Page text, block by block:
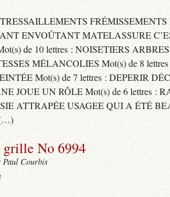
TRESSAILLEMENTS FRÉMISSEMENTS
ENVOÛTANT MATELASSURE
de 10 lettres : NOISETIERS
MÉLANCOLIES Mot(s) de 8
Mot(s) de 7 lettres : DEPERIR
JOUE UN RÔLE Mot(s) de 6 lettres :
ATTRAPÉE USAGEE QUI A ÉTÉ
No 6994
Paul Courbis